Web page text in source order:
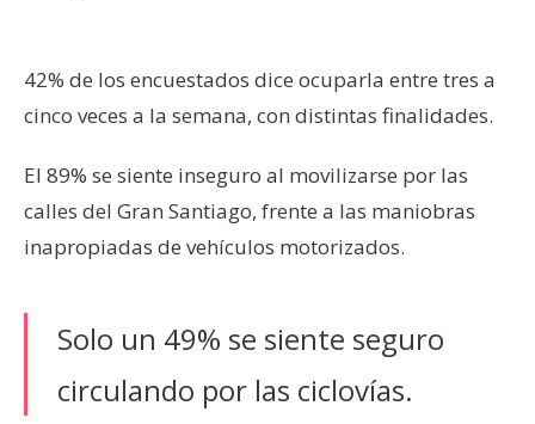
42% de los encuestados dice ocuparla entre tres a
cinco veces a la semana, con distintas finalidades.
El 89% se siente inseguro al movilizarse por las
calles del Gran Santiago, frente a las maniobras
inapropiadas de vehículos motorizados.
Solo un 49% se siente seguro
circulando por las ciclovías.